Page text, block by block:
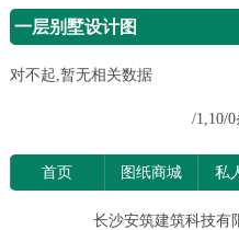
一层别墅设计图
对不起,暂无相关数据
/1,10/0
首页 图纸商城 私
长沙安筑建筑科技有